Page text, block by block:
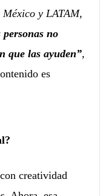
y LATAM,
personas no
que las ayuden”,
es
creatividad